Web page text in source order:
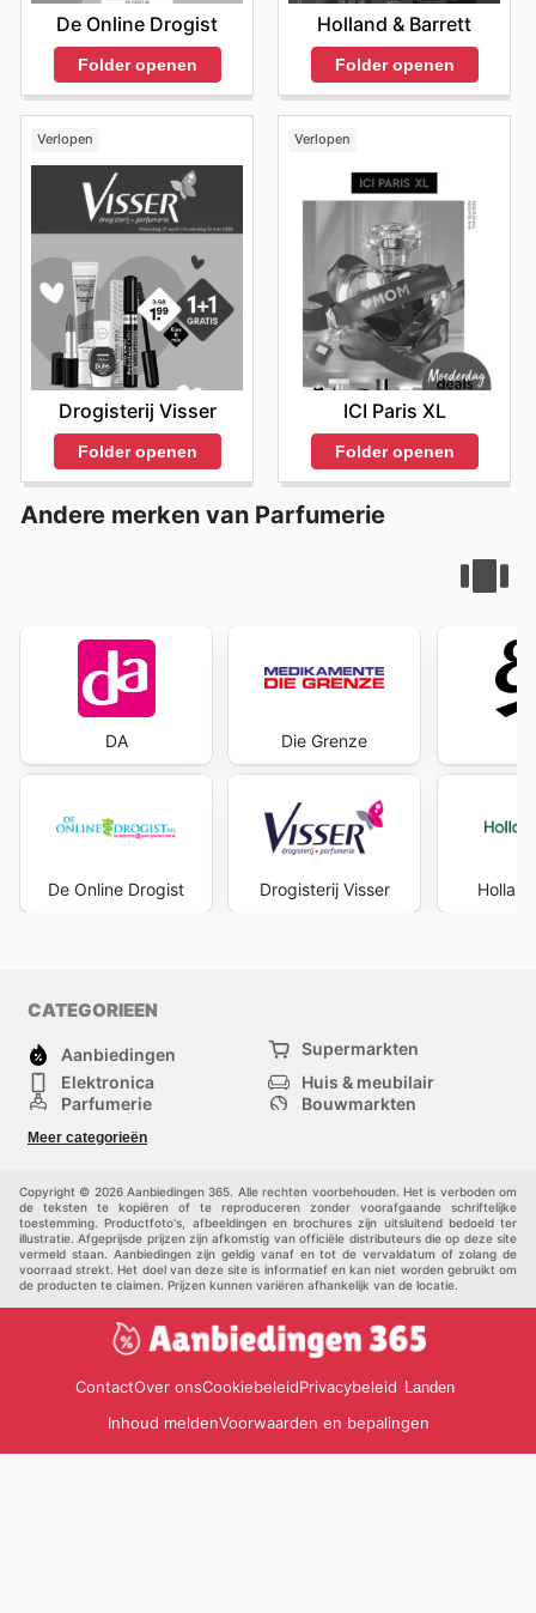
De Online Drogist
Folder openen
Holland & Barrett
Folder openen
Verlopen
Drogisterij Visser
Folder openen
Verlopen
ICI Paris XL
Folder openen
Andere merken van Parfumerie
DA
De Online Drogist
Die Grenze
Drogisterij Visser
CATEGORIEEN
Aanbiedingen
Supermarkten
Elektronica
Huis & meubilair
Parfumerie
Bouwmarkten
Kinderen
Meer categorieën
Copyright © 2026 Aanbiedingen 365. Alle rechten voorbehouden. Het is verboden om
de teksten te kopiëren of te reproduceren zonder voorafgaande schriftelijke
toestemming. Productfoto's, afbeeldingen en brochures zijn uitsluitend bedoeld ter
illustratie. Afgeprijsde prijzen zijn afkomstig van officiële distributeurs die op deze site
vermeld staan. Aanbiedingen zijn geldig vanaf en tot de vervaldatum of zolang de
voorraad strekt. Het doel van deze site is informatief en kan niet worden gebruikt om
de producten te claimen. Prijzen kunnen variëren afhankelijk van de locatie.
ContactOver onsCookiebeleidPrivacybeleid Landen
Inhoud meldenVoorwaarden en bepalingen